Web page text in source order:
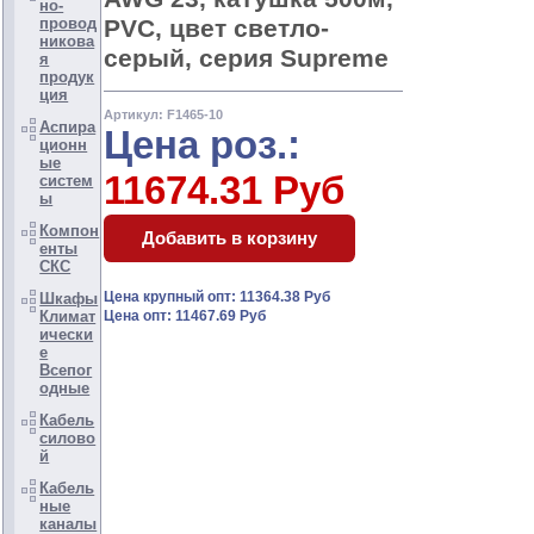
но-
провод
никова
я
продук
ция
Аспира
ционн
ые
систем
ы
Компон
енты
СКС
Шкафы
Климат
ически
е
Всепог
одные
Кабель
силово
й
Кабель
ные
каналы
PVC, цвет светло-
серый, серия Supreme
Артикул: F1465-10
Цена роз.:
11674.31 Руб
Цена крупный опт: 11364.38 Руб
Цена опт: 11467.69 Руб